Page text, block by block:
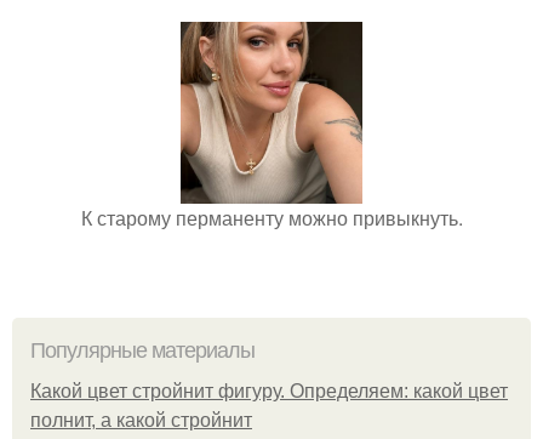
К старому перманенту можно привыкнуть.
Популярные материалы
Какой цвет стройнит фигуру. Определяем: какой цвет
полнит, а какой стройнит